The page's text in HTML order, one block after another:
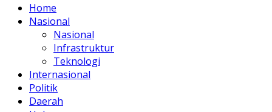
Home
Nasional
Nasional
Infrastruktur
Teknologi
Internasional
Politik
Daerah